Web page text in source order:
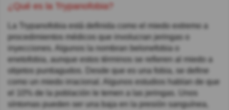
¿Qué es la Trypanofobia?
La Trypanofobia está definida como el miedo extremo a
procedimientos médicos que involucran jeringas o
inyecciones. Algunos la nombran belonefobia o
enetofobia, aunque estos términos se refieren al miedo a
objetos puntiagudos. Desde que es una fobia, se define
como un miedo irracional. Algunos estudios hablan de que
el 10% de la población le temen a las jeringas. Unos
síntomas pueden ser una baja en la presión sanguínea,